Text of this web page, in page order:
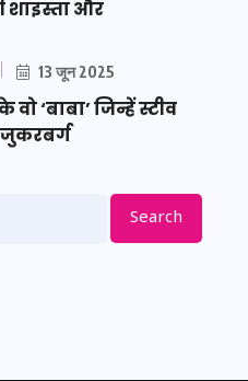
शाइस्ता और
13 जून 2025
‘बाबा’ जिन्हें स्टीव
Search